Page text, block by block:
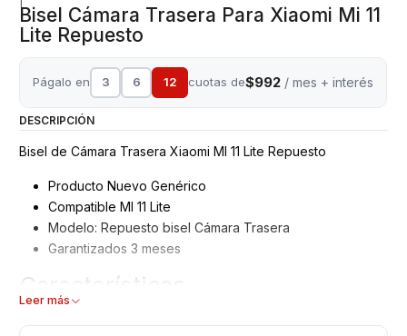
Bisel Cámara Trasera Para Xiaomi Mi 11
Lite Repuesto
Págalo en 3 6 12 cuotas de$992 / mes + interés
DESCRIPCIÓN
Bisel de Cámara Trasera Xiaomi MI 11 Lite Repuesto
Producto Nuevo Genérico
Compatible MI 11 Lite
Modelo: Repuesto bisel Cámara Trasera
Garantizados 3 meses
Características
Leer más